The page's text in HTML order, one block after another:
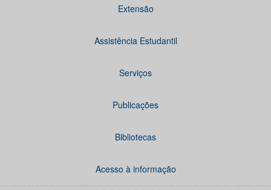
Extensão
Assistência Estudantil
Serviços
Publicações
Bibliotecas
Acesso à informação